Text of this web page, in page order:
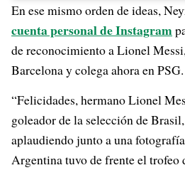
En ese mismo orden de ideas,
cuenta personal de Instagram
de reconocimiento a Lionel
Barcelona y colega ahora en PSG.
“Felicidades, hermano Lionel
goleador de la selección de
aplaudiendo junto a una
Argentina tuvo de frente el trofeo